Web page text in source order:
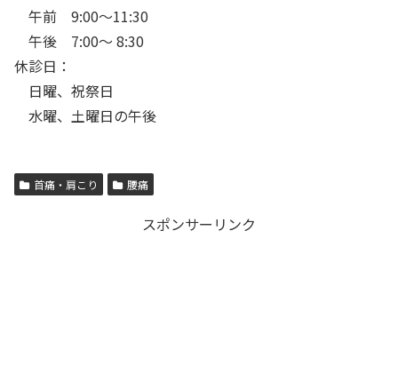
午前 9:00～11:30
午後 7:00～ 8:30
休診日：
日曜、祝祭日
水曜、土曜日の午後
首痛・肩こり 腰痛
スポンサーリンク